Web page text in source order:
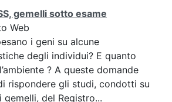
gemelli sotto esame
Web
i geni su alcune
degli individui? E quanto
? A queste domande
rispondere gli studi, condotti su
del Registro...